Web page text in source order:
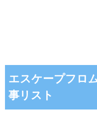
エスケープフロ
事リスト